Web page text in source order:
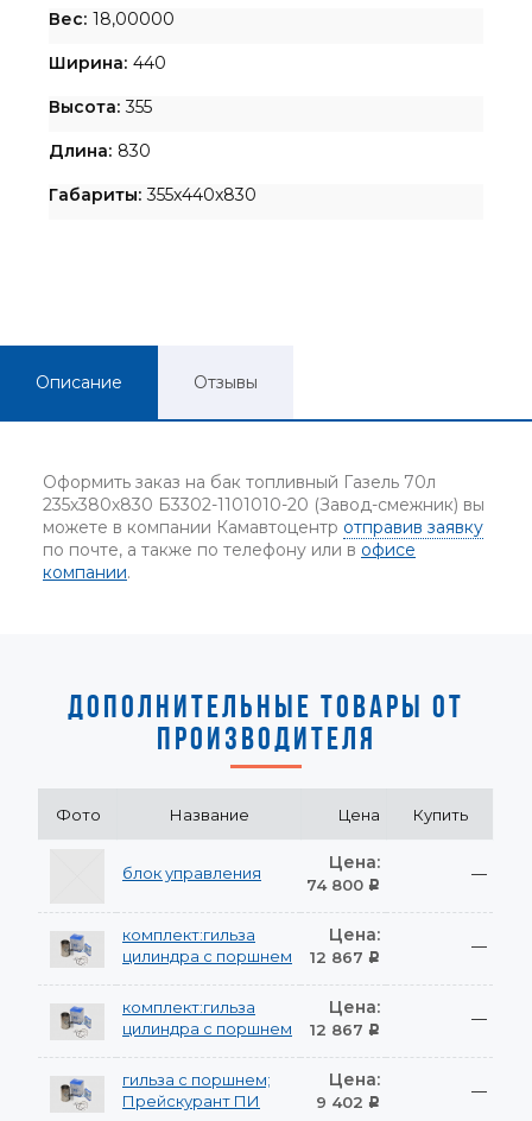
Вес: 18,00000
Ширина: 440
Высота: 355
Длина: 830
Габариты: 355x440x830
Описание Отзывы
Оформить заказ на бак топливный Газель 70л
235х380х830 Б3302-1101010-20 (Завод-смежник) вы
можете в компании Камавтоцентр отправив заявку
по почте, а также по телефону или в офисе
компании.
ДОПОЛНИТЕЛЬНЫЕ ТОВАРЫ ОТ
ПРОИЗВОДИТЕЛЯ
Фото Название Цена Купить
блок управления Цена:
74 800 Р
—
комплект:гильза
цилиндра с поршнем
Цена:
12 867 Р
—
комплект:гильза
цилиндра с поршнем
Цена:
12 867 Р
—
гильза с поршнем;
Прейскурант ПИ
Цена:
9 402 Р
—